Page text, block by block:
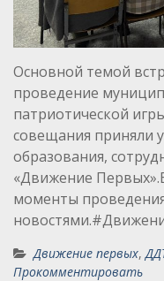
Основной темой
проведение
патриотической
совещания приняли
образования,
«Движение
моменты
Движение первых,
Прокомментировать